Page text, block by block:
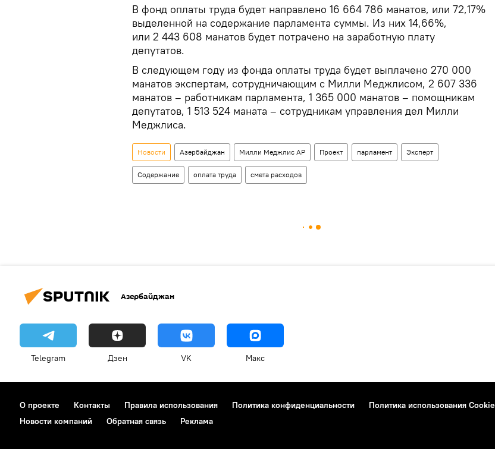
В фонд оплаты труда будет направлено 16 664 786 манатов, или 72,17%
выделенной на содержание парламента суммы. Из них 14,66%,
или 2 443 608 манатов будет потрачено на заработную плату
депутатов.
В следующем году из фонда оплаты труда будет выплачено 270 000
манатов экспертам, сотрудничающим с Милли Меджлисом, 2 607 336
манатов – работникам парламента, 1 365 000 манатов – помощникам
депутатов, 1 513 524 маната – сотрудникам управления дел Милли
Меджлиса.
Новости Азербайджан Милли Меджлис АР Проект парламент Эксперт
Содержание оплата труда смета расходов
Азербайджан
Telegram Дзен VK Макс
О проекте Контакты Правила использования Политика конфиденциальности Политика использования Cookie
Новости компаний
Обратная связь Реклама